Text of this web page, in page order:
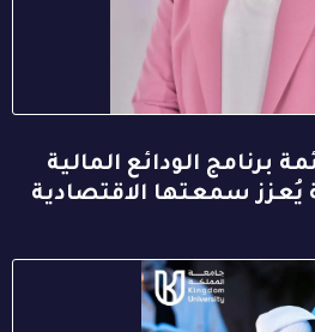
برنامج الودائع المالية
يُعزز سمعتها الاقتصادية